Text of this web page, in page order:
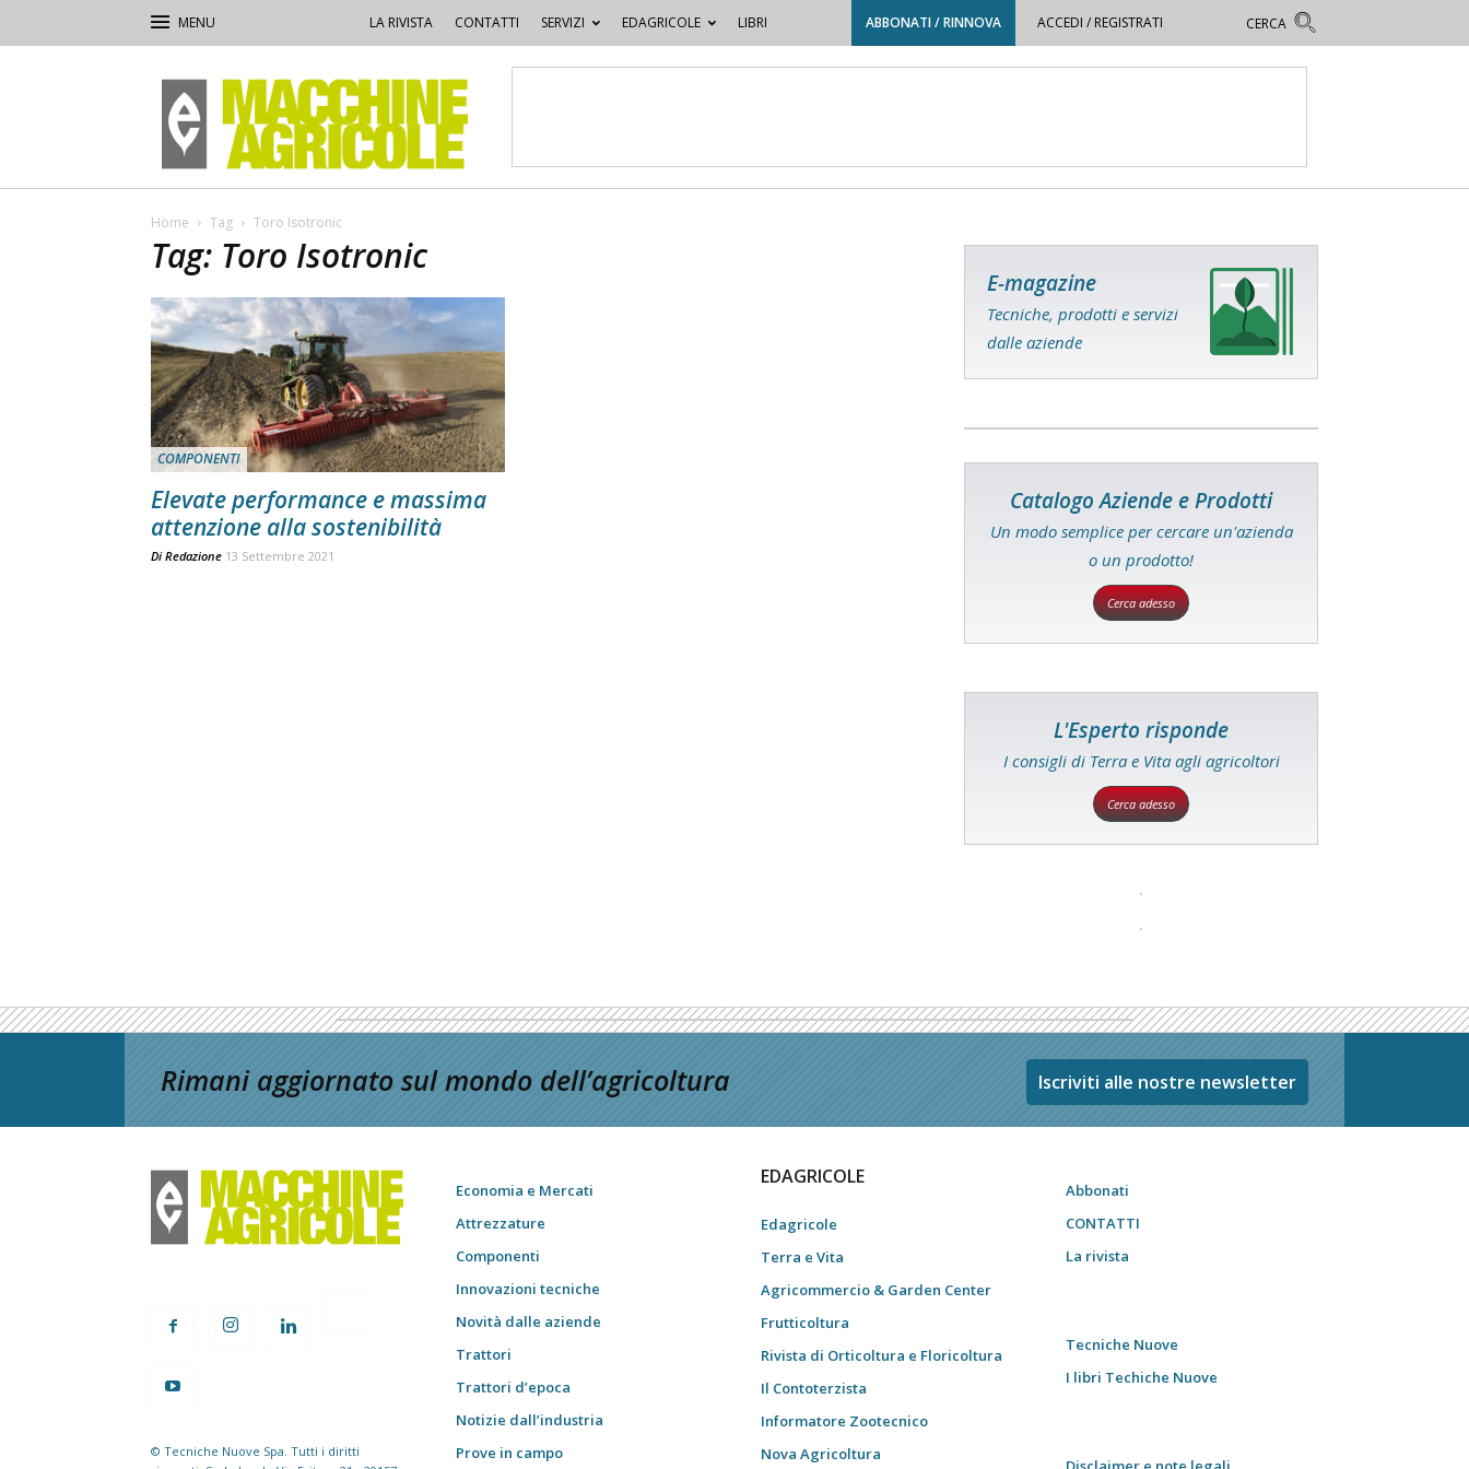
LA RIVISTA CONTATTI SERVIZI EDAGRICOLE LIBRI ABBONATI / RINNOVA ACCEDI / REGISTRATI
Macchine
Agricole
Home Tag Toro Isotronic
Tag: Toro Isotronic
COMPONENTI
Elevate performance e massima
attenzione alla sostenibilità
Di Redazione 13 Settembre 2021
E-magazine
Tecniche, prodotti e servizi
dalle aziende
Catalogo Aziende e Prodotti
Un modo semplice per cercare un'azienda
o un prodotto!
Cerca adesso
L'Esperto risponde
I consigli di Terra e Vita agli agricoltori
Cerca adesso
Rimani aggiornato sul mondo dell’agricoltura Iscriviti alle nostre newsletter
© Tecniche Nuove Spa. Tutti i diritti
Economia e Mercati
Attrezzature
Componenti
Innovazioni tecniche
Novità dalle aziende
Trattori
Trattori d’epoca
Notizie dall’industria
Prove in campo
EDAGRICOLE
Edagricole
Terra e Vita
Agricommercio & Garden Center
Frutticoltura
Rivista di Orticoltura e Floricoltura
Il Contoterzista
Informatore Zootecnico
Nova Agricoltura
Abbonati
CONTATTI
La rivista
Tecniche Nuove
I libri Techiche Nuove